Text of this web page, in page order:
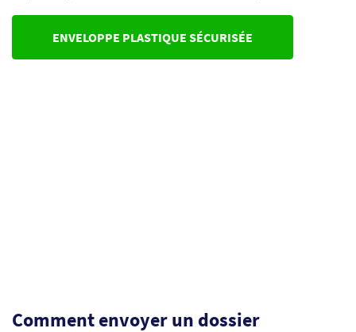
ENVELOPPE PLASTIQUE SÉCURISÉE
Comment envoyer un dossier